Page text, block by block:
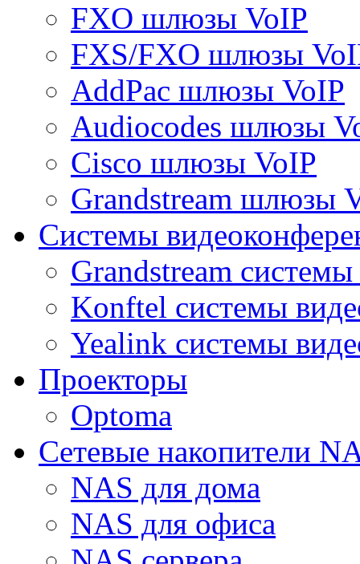
FXO шлюзы VoIP
FXS/FXO шлюзы
AddPac шлюзы VoIP
Audiocodes шлюзы
Cisco шлюзы VoIP
Grandstream шлюзы
Системы
Grandstream
Konftel системы
Yealink системы
Проекторы
Optoma
Сетевые накопители
NAS для дома
NAS для офиса